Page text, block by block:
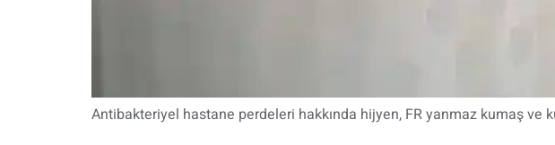
Antibakteriyel hastane perdeleri hakkında hijyen, FR yanmaz kumaş ve